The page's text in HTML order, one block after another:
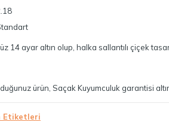
14 ayar altın olup, halka sallantılı çiçek
ürün, Saçak Kuyumculuk garantisi
Etiketleri